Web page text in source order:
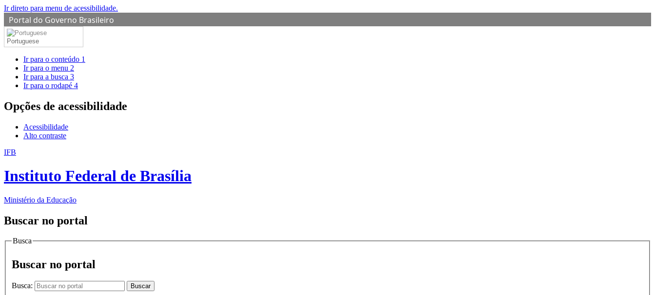
Ir direto para menu de acessibilidade.
Portal do Governo Brasileiro
Portuguese
Ir para o conteúdo 1
Ir para o menu 2
Ir para a busca 3
Ir para o rodapé 4
Opções de acessibilidade
Acessibilidade
Alto contraste
IFB
Instituto Federal de Brasília
Ministério da Educação
Buscar no portal
Busca
Buscar no portal
Busca: Buscar